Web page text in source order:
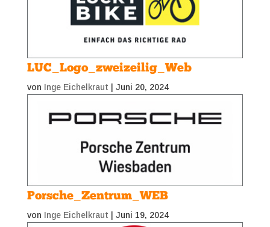
LUC_Logo_zweizeilig_Web
von Inge Eichelkraut | Juni 20, 2024
Porsche_Zentrum_WEB
von Inge Eichelkraut Juni 19, 2024